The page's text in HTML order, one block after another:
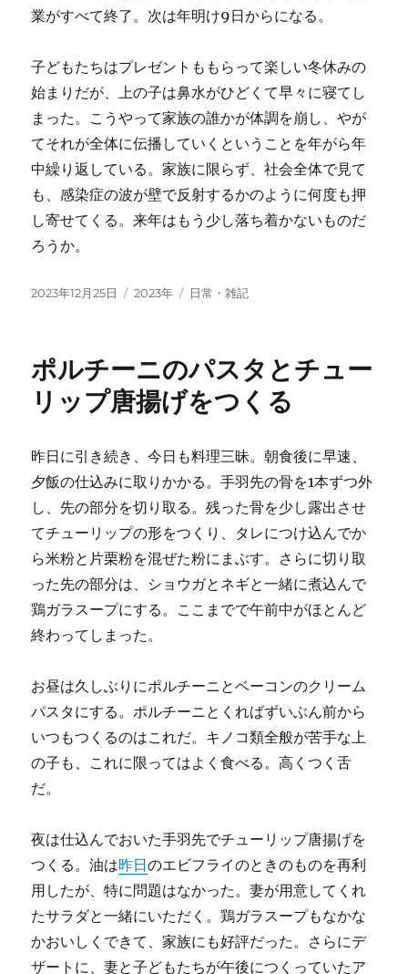
業がすべて終了。次は年明け9日からになる。
子どもたちはプレゼントももらって楽しい冬休みの
始まりだが、上の子は鼻水がひどくて早々に寝てし
まった。こうやって家族の誰かが体調を崩し、やが
てそれが全体に伝播していくということを年がら年
中繰り返している。家族に限らず、社会全体で見て
も、感染症の波が壁で反射するかのように何度も押
し寄せてくる。来年はもう少し落ち着かないものだ
ろうか。
投
2023年12月25日
カ
ー
2023年
タ
日常・雑記
ポルチーニのパスタとチュー
リップ唐揚げをつくる
昨日に引き続き、今日も料理三昧。朝食後に早速、
夕飯の仕込みに取りかかる。手羽先の骨を1本ずつ外
し、先の部分を切り取る。残った骨を少し露出させ
てチューリップの形をつくり、タレにつけ込んでか
ら米粉と片栗粉を混ぜた粉にまぶす。さらに切り取
った先の部分は、ショウガとネギと一緒に煮込んで
鶏ガラスープにする。ここまでで午前中がほとんど
終わってしまった。
お昼は久しぶりにポルチーニとベーコンのクリーム
パスタにする。ポルチーニとくればずいぶん前から
いつもつくるのはこれだ。キノコ類全般が苦手な上
の子も、これに限ってはよく食べる。高くつく舌
だ。
夜は仕込んでおいた手羽先でチューリップ唐揚げを
つくる。油は昨日のエビフライのときのものを再利
用したが、特に問題はなかった。妻が用意してくれ
たサラダと一緒にいただく。鶏ガラスープもなかな
かおいしくできて、家族にも好評だった。さらにデ
ザートに、妻と子どもたちが午後につくっていたア